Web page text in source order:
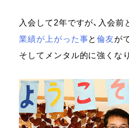
入会して2年ですが、入会前
業績が上がった事と倫友が
そしてメンタル的に強くな